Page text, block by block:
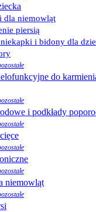
dla niemowląt
piersią
i bidony dla
do
i podkłady
niemowląt